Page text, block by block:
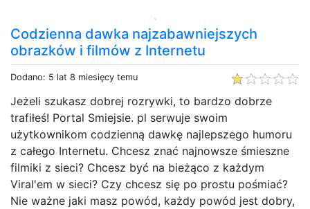
Codzienna dawka najzabawniejszych
obrazków i filmów z Internetu
Dodano: 5 lat 8 miesięcy temu
Jeżeli szukasz dobrej rozrywki, to bardzo dobrze
trafiłeś! Portal Smiejsie. pl serwuje swoim
użytkownikom codzienną dawkę najlepszego humoru
z całego Internetu. Chcesz znać najnowsze śmieszne
filmiki z sieci? Chcesz być na bieżąco z każdym
Viral'em w sieci? Czy chcesz się po prostu pośmiać?
Nie ważne jaki masz powód, każdy powód jest dobry,